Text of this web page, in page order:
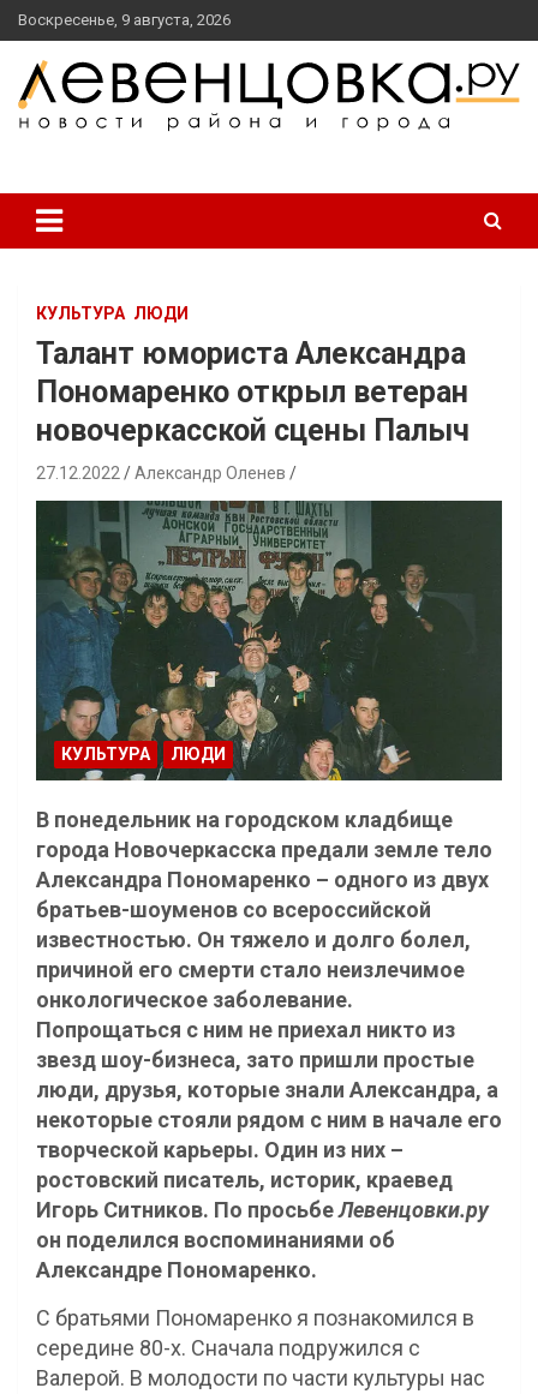
перейти
к
содержанию
Воскресенье, 9 августа, 2026
КУЛЬТУРА ЛЮДИ
Талант юмориста Александра
Пономаренко открыл ветеран
новочеркасской сцены Палыч
27.12.2022 Александр Оленев
КУЛЬТУРА ЛЮДИ
В понедельник на городском кладбище
города Новочеркасска предали земле тело
Александра Пономаренко – одного из двух
братьев-шоуменов со всероссийской
известностью. Он тяжело и долго болел,
причиной его смерти стало неизлечимое
онкологическое заболевание.
Попрощаться с ним не приехал никто из
звезд шоу-бизнеса, зато пришли простые
люди, друзья, которые знали Александра, а
некоторые стояли рядом с ним в начале его
творческой карьеры. Один из них –
ростовский писатель, историк, краевед
Игорь Ситников. По просьбеЛевенцовки.ру
он поделился воспоминаниями об
Александре Пономаренко.
С братьями Пономаренко я познакомился в
середине 80-х. Сначала подружился с
Валерой. В молодости по части культуры нас